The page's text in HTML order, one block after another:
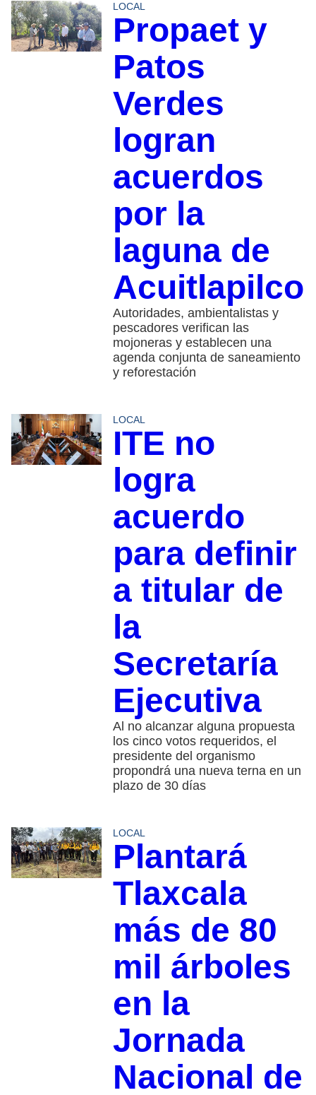
LOCAL
Propaet y
Patos
Verdes
logran
acuerdos
por la
laguna de
Acuitlapilco
Autoridades, ambientalistas y
pescadores verifican las
mojoneras y establecen una
agenda conjunta de saneamiento
y reforestación
LOCAL
ITE no
logra
acuerdo
para definir
a titular de
la
Secretaría
Ejecutiva
Al no alcanzar alguna propuesta
los cinco votos requeridos, el
presidente del organismo
propondrá una nueva terna en un
plazo de 30 días
LOCAL
Plantará
Tlaxcala
más de 80
mil árboles
en la
Jornada
Nacional de